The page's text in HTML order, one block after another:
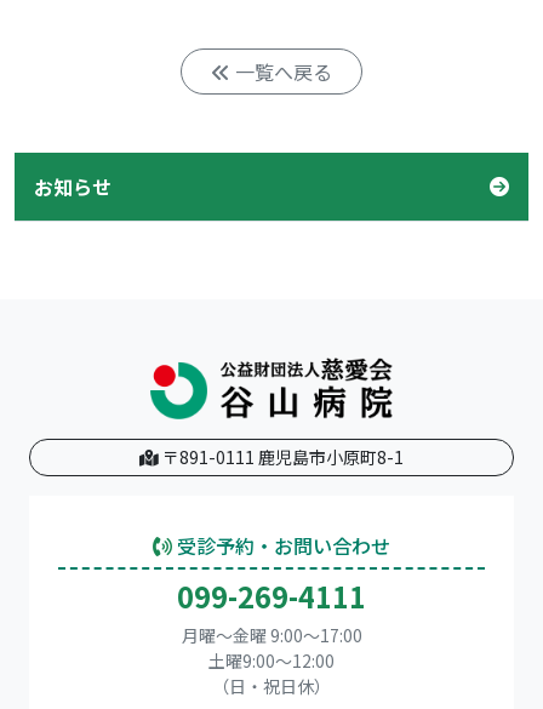
一覧へ戻る
お知らせ
〒891-0111 鹿児島市小原町8-1
受診予約・お問い合わせ
099-269-4111
月曜～金曜 9:00～17:00
土曜9:00〜12:00
（日・祝日休）